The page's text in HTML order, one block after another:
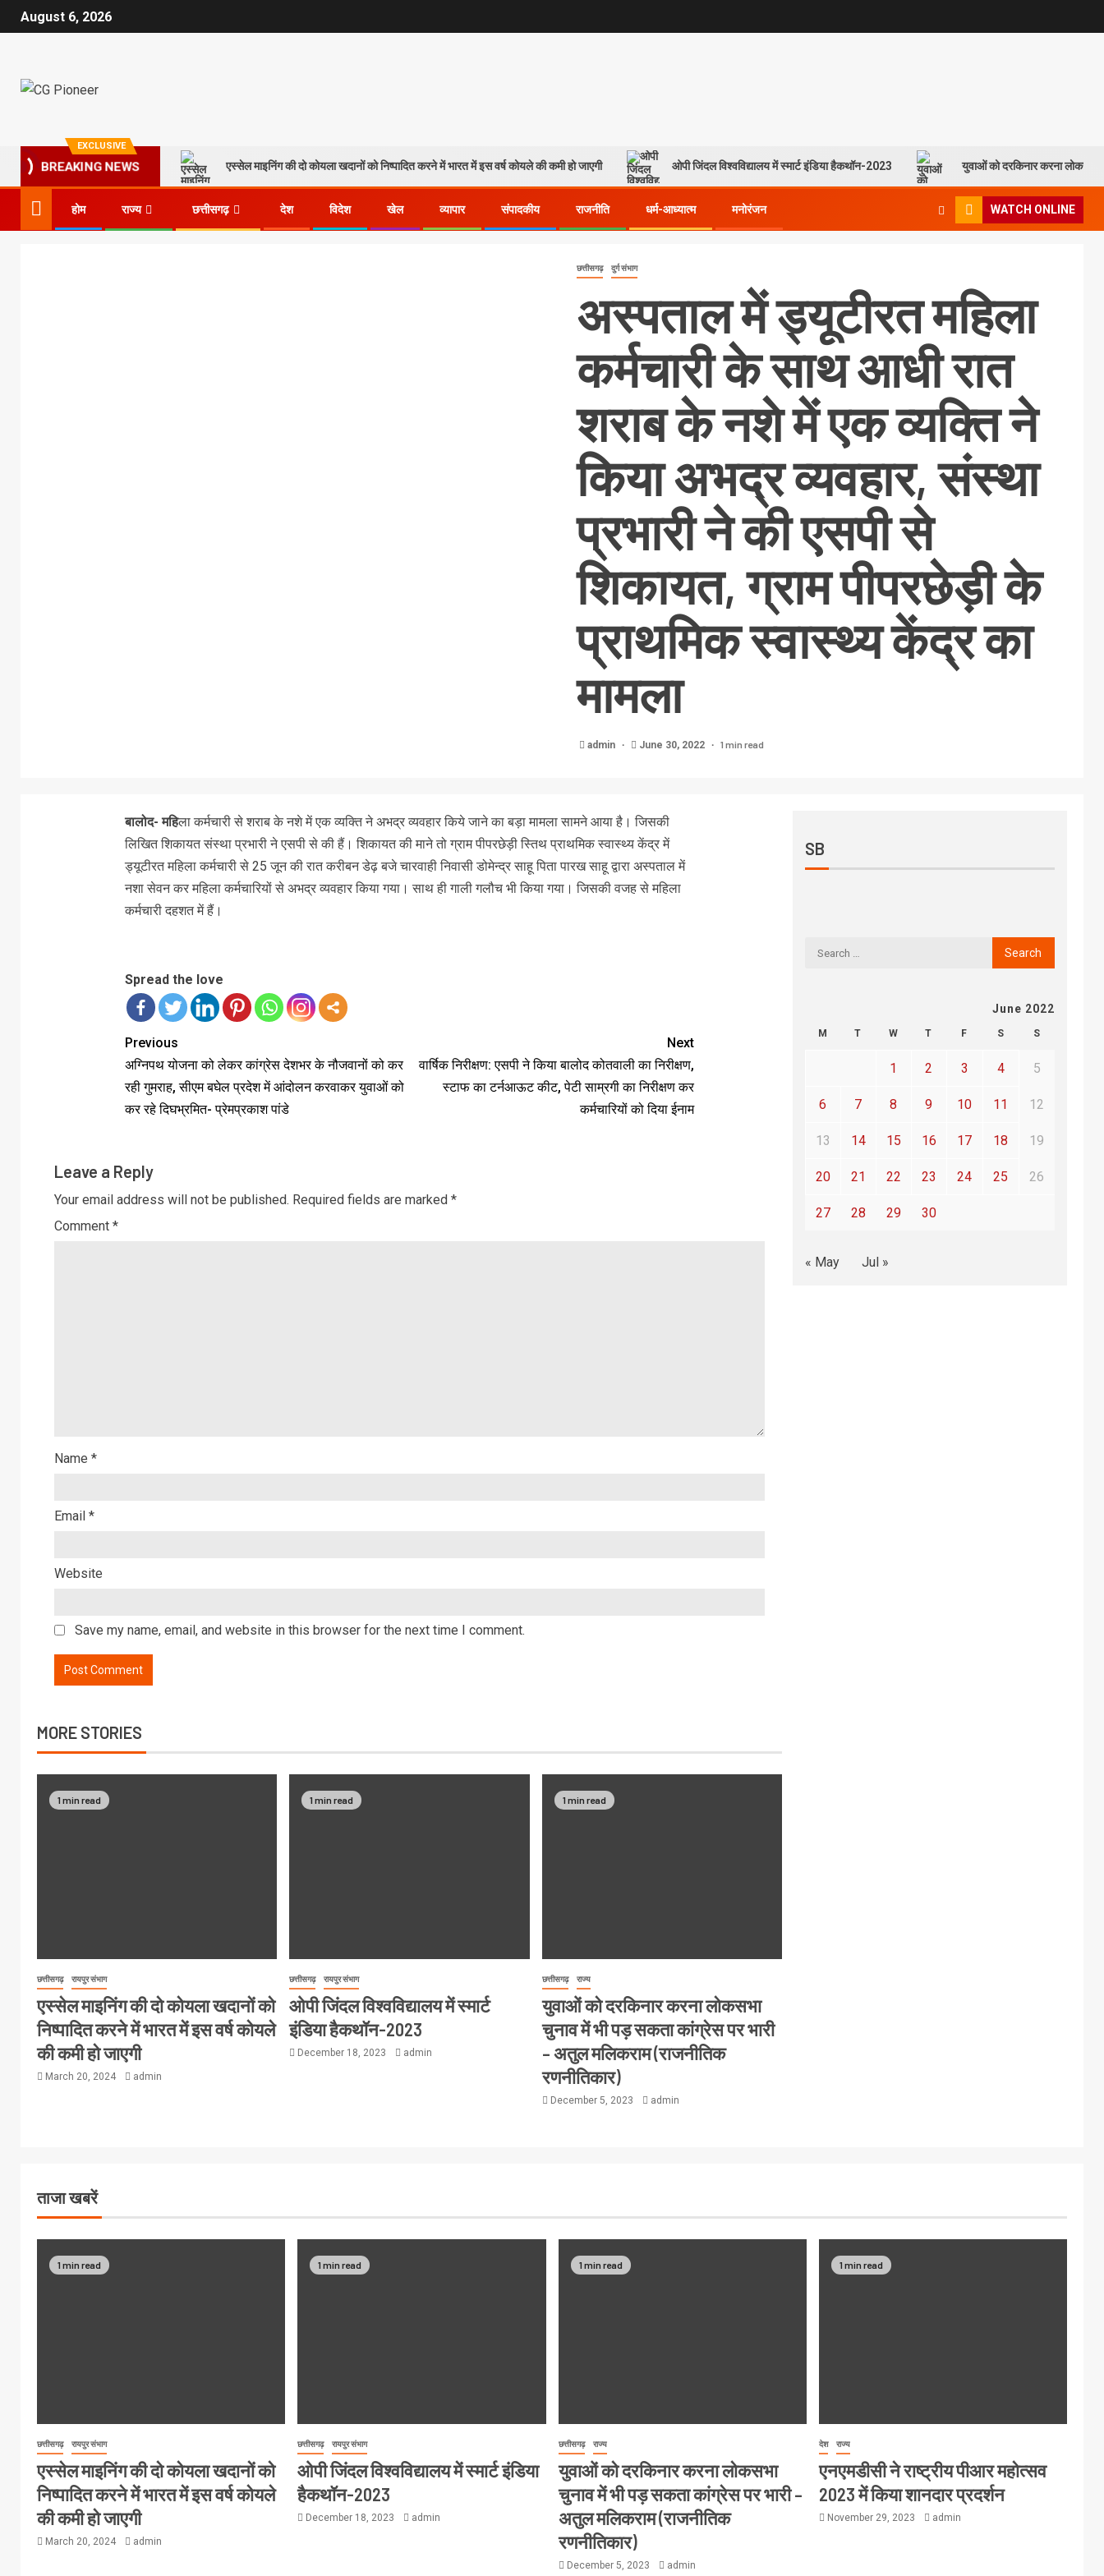
August 6, 2026
EXCLUSIVE
BREAKING NEWS एस्सेल माइनिंग की दो कोयला खदानों को निष्पादित करने में भारत में इस वर्ष कोयले की कमी हो जाएगी ओपी जिंदल विश्वविद्यालय में स्मार्ट इंडिया हैकथॉन-2023 युवाओं को दरकिनार करना लोकसभा
होम राज्य छत्तीसगढ़ देश विदेश खेल व्यापार संपादकीय राजनीति धर्म-आध्यात्म मनोरंजन WATCH ONLINE
छत्तीसगढ़ दुर्ग संभाग
अस्पताल में ड्यूटीरत महिला
कर्मचारी के साथ आधी रात
शराब के नशे में एक व्यक्ति ने
किया अभद्र व्यवहार, संस्था
प्रभारी ने की एसपी से
शिकायत, ग्राम पीपरछेड़ी के
प्राथमिक स्वास्थ्य केंद्र का
मामला
admin June 30, 2022 1 min read
बालोद- महिला कर्मचारी से शराब के नशे में एक व्यक्ति ने अभद्र व्यवहार किये जाने का बड़ा मामला सामने आया है। जिसकी
लिखित शिकायत संस्था प्रभारी ने एसपी से की हैं। शिकायत की माने तो ग्राम पीपरछेड़ी स्तिथ प्राथमिक स्वास्थ्य केंद्र में
ड्यूटीरत महिला कर्मचारी से 25 जून की रात करीबन डेढ़ बजे चारवाही निवासी डोमेन्द्र साहू पिता पारख साहू द्वारा अस्पताल में
नशा सेवन कर महिला कर्मचारियों से अभद्र व्यवहार किया गया। साथ ही गाली गलौच भी किया गया। जिसकी वजह से महिला
कर्मचारी दहशत में हैं।
Spread the love
Previous
अग्निपथ योजना को लेकर कांग्रेस देशभर के नौजवानों को कर
रही गुमराह, सीएम बघेल प्रदेश में आंदोलन करवाकर युवाओं को
कर रहे दिघभ्रमित- प्रेमप्रकाश पांडे
Next
वार्षिक निरीक्षण: एसपी ने किया बालोद कोतवाली का निरीक्षण,
स्टाफ का टर्नआऊट कीट, पेटी साम्रगी का निरीक्षण कर
कर्मचारियों को दिया ईनाम
Leave a Reply
Your email address will not be published. Required fields are marked *
Comment *
Name *
Email *
Website
Save my name, email, and website in this browser for the next time I comment.
MORE STORIES
1 min read
छत्तीसगढ़ रायपुर संभाग
एस्सेल माइनिंग की दो कोयला खदानों को
निष्पादित करने में भारत में इस वर्ष कोयले
की कमी हो जाएगी
March 20, 2024 admin
1 min read
छत्तीसगढ़ रायपुर संभाग
ओपी जिंदल विश्वविद्यालय में स्मार्ट
इंडिया हैकथॉन-2023
December 18, 2023 admin
1 min read
छत्तीसगढ़ राज्य
युवाओं को दरकिनार करना लोकसभा
चुनाव में भी पड़ सकता कांग्रेस पर भारी
– अतुल मलिकराम (राजनीतिक
रणनीतिकार)
December 5, 2023 admin
SB
June 2022
M T W T F S S
1 2 3 4 5
6 7 8 9 10 11 12
13 14 15 16 17 18 19
20 21 22 23 24 25 26
27 28 29 30
« May Jul »
ताजा खबरें
1 min read
छत्तीसगढ़ रायपुर संभाग
एस्सेल माइनिंग की दो कोयला खदानों को
निष्पादित करने में भारत में इस वर्ष कोयले
की कमी हो जाएगी
March 20, 2024 admin
1 min read
छत्तीसगढ़ रायपुर संभाग
ओपी जिंदल विश्वविद्यालय में स्मार्ट इंडिया
हैकथॉन-2023
December 18, 2023 admin
1 min read
छत्तीसगढ़ राज्य
युवाओं को दरकिनार करना लोकसभा
चुनाव में भी पड़ सकता कांग्रेस पर भारी –
अतुल मलिकराम (राजनीतिक
रणनीतिकार)
December 5, 2023 admin
1 min read
देश राज्य
एनएमडीसी ने राष्ट्रीय पीआर महोत्सव
2023 में किया शानदार प्रदर्शन
November 29, 2023 admin